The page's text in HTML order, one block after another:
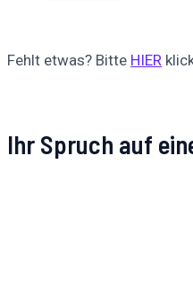
Fehlt etwas? Bitte HIER
Ihr Spruch auf